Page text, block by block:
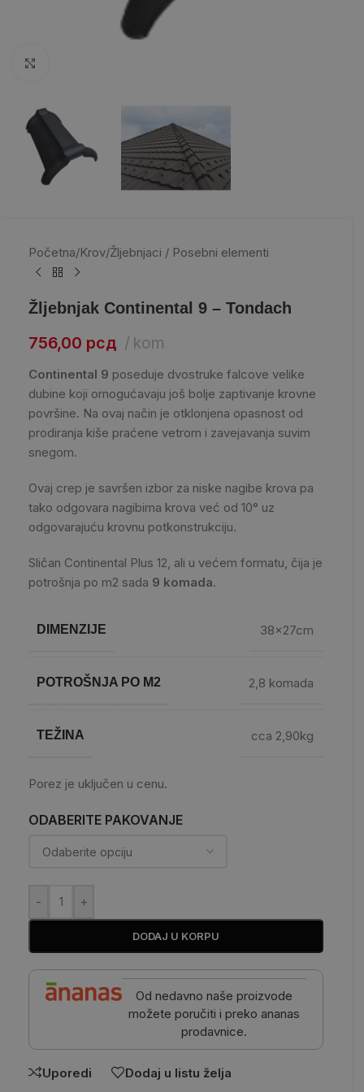
Početna/Krov/Žljebnjaci / Posebni elementi
Žljebnjak Continental 9 – Tondach
756,00 рсд kom
Continental 9 poseduje dvostruke falcove velike
dubine koji omogućavaju još bolje zaptivanje krovne
površine. Na ovaj način je otklonjena opasnost od
prodiranja kiše praćene vetrom i zavejavanja suvim
snegom.
Ovaj crep je savršen izbor za niske nagibe krova pa
tako odgovara nagibima krova već od 10° uz
odgovarajuću krovnu potkonstrukciju.
Sličan Continental Plus 12, ali u većem formatu, čija je
potrošnja po m2 sada 9 komada.
DIMENZIJE 38x27cm
POTROŠNJA PO M2 2,8 komada
TEŽINA cca 2,90kg
Porez je uključen u cenu.
ODABERITE PAKOVANJE
- +
DODAJ U KORPU
Od nedavno naše proizvode
možete poručiti i preko ananas
prodavnice.
Uporedi Dodaj u listu želja